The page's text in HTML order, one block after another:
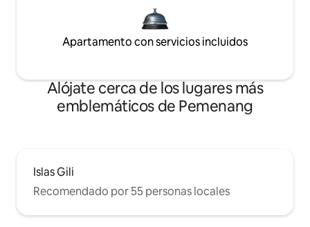
Apartamento con servicios incluidos
Alójate cerca de los lugares más
emblemáticos de Pemenang
Islas Gili
Recomendado por 55 personas locales